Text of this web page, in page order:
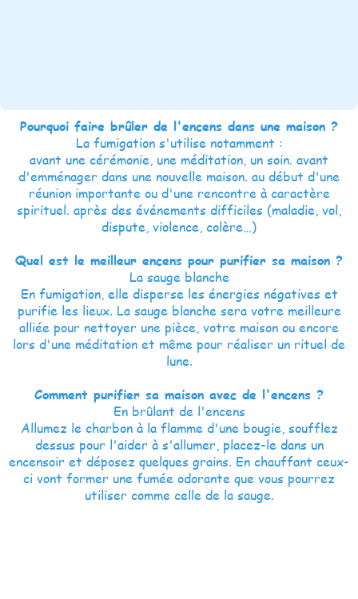
Pourquoi faire brûler de l'encens dans une maison ?
La fumigation s'utilise notamment :
avant une cérémonie, une méditation, un soin. avant
d'emménager dans une nouvelle maison. au début d'une
réunion importante ou d'une rencontre à caractère
spirituel. après des événements difficiles (maladie, vol,
dispute, violence, colère…)
Quel est le meilleur encens pour purifier sa maison ?
La sauge blanche
En fumigation, elle disperse les énergies négatives et
purifie les lieux. La sauge blanche sera votre meilleure
alliée pour nettoyer une pièce, votre maison ou encore
lors d'une méditation et même pour réaliser un rituel de
lune.
Comment purifier sa maison avec de l'encens ?
En brûlant de l'encens
Allumez le charbon à la flamme d'une bougie, soufflez
dessus pour l'aider à s'allumer, placez-le dans un
encensoir et déposez quelques grains. En chauffant ceux-
ci vont former une fumée odorante que vous pourrez
utiliser comme celle de la sauge.